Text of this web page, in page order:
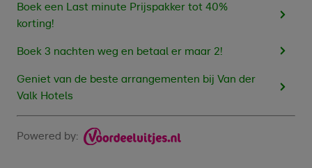
Boek een Last minute Prijspakker tot 40%
korting!
Boek 3 nachten weg en betaal er maar 2!
Geniet van de beste arrangementen bij Van der
Valk Hotels
Powered by: